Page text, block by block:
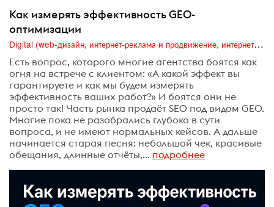
Как измерять эффективность GEO-
оптимизации
Digital (web-дизайн, интернет-реклама и продвижение, интернет-сообщества и блоги, интернет-коммуникации, мобильный маркетинг, реклама на цифровых экранах)
Есть вопрос, которого многие агентства боятся как
огня на встрече с клиентом: «А какой эффект вы
гарантируете и как мы будем измерять
эффективность ваших работ?» И боятся они не
просто так! Часть рынка продаёт SEO под видом GEO.
Многие пока не разобрались глубоко в сути
вопроса, и не имеют нормальных кейсов. А дальше
начинается старая песня: небольшой чек, красивые
обещания, длинные отчёты,... подробнее